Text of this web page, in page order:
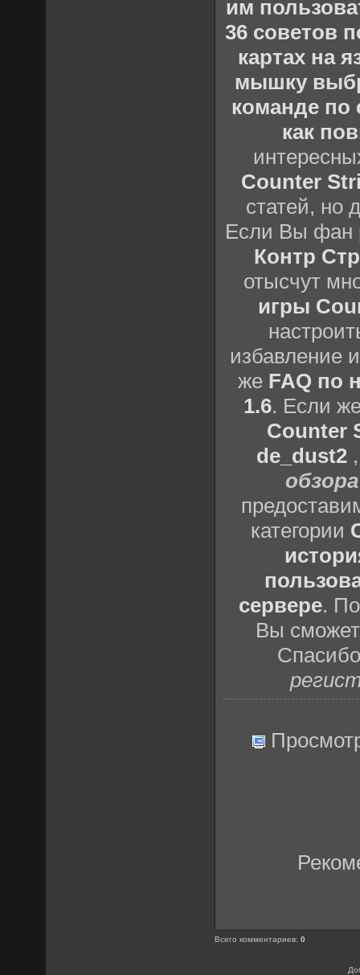
им
36 советов
картах на
мышку
команде по
как
Counter
статей, но
Если Вы фан
Контр
отысчут
игры
избавление
же FAQ по
1.6. Если
Counter
de_dust2
категории
сервере.
Вы
Всего комментариев:0